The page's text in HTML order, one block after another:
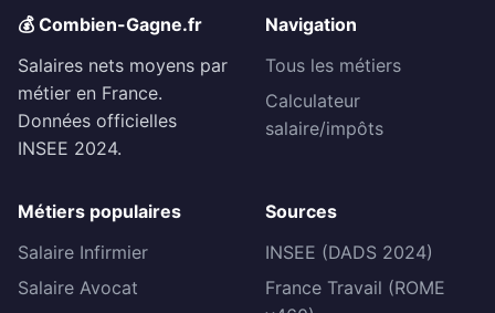
💰 Combien-Gagne.fr
Salaires nets moyens par
métier en France.
Données officielles
INSEE 2024.
Navigation
Tous les métiers
Calculateur
salaire/impôts
Métiers populaires
Salaire Infirmier
Salaire Avocat
Sources
INSEE (DADS 2024)
France Travail (ROME